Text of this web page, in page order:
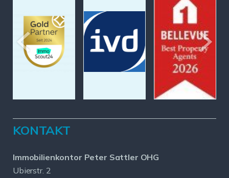
KONTAKT
Immobilienkontor Peter Sattler OHG
Ubierstr. 2